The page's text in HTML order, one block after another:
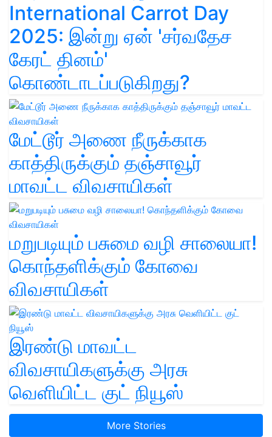
International Carrot Day
2025: இன்று ஏன் 'சர்வதேச
கேரட் தினம்'
கொண்டாடப்படுகிறது?
மேட்டூர் அணை நீருக்காக
காத்திருக்கும் தஞ்சாவூர்
மாவட்ட விவசாயிகள்
மறுபடியும் பசுமை வழி சாலையா!
கொந்தளிக்கும் கோவை
விவசாயிகள்
இரண்டு மாவட்ட
விவசாயிகளுக்கு அரசு
வெளியிட்ட குட் நியூஸ்
More Stories